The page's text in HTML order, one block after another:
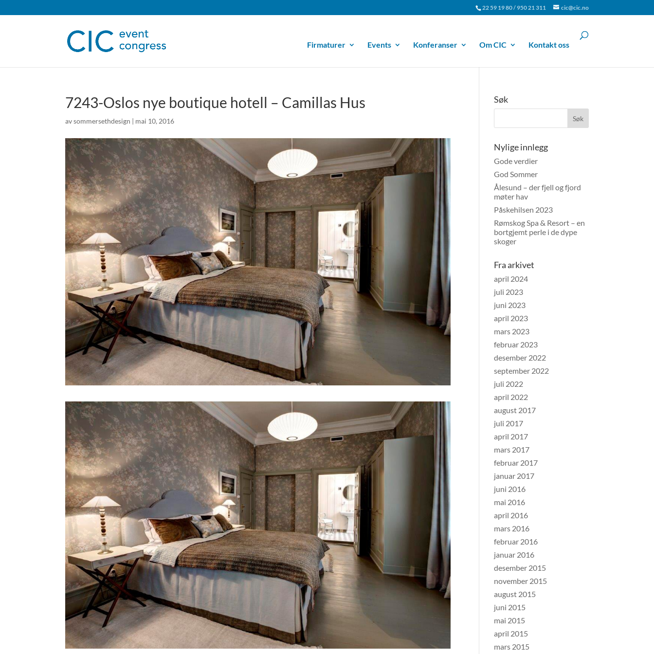
22 59 19 80 / 950 21 311 cic@cic.no
Firmaturer Events Konferanser Om CIC Kontakt oss
7243-Oslos nye boutique hotell – Camillas Hus
avsommersethdesign | mai 10, 2016
Søk
Nylige innlegg
Gode verdier
God Sommer
Ålesund – der fjell og fjord
møter hav
Påskehilsen 2023
Rømskog Spa & Resort – en
bortgjemt perle i de dype
skoger
Fra arkivet
april 2024
juli 2023
juni 2023
april 2023
mars 2023
februar 2023
desember 2022
september 2022
juli 2022
april 2022
august 2017
juli 2017
april 2017
mars 2017
februar 2017
januar 2017
juni 2016
mai 2016
april 2016
mars 2016
februar 2016
januar 2016
desember 2015
november 2015
august 2015
juni 2015
mai 2015
april 2015
mars 2015